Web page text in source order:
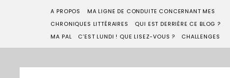
A PROPOS
MA LIGNE DE CONDUITE CONCERNANT MES
CHRONIQUES LITTÉRAIRES
QUI EST DERRIÈRE CE BLOG ?
MA PAL
C’EST LUNDI ! QUE LISEZ-VOUS ? CHALLENGES